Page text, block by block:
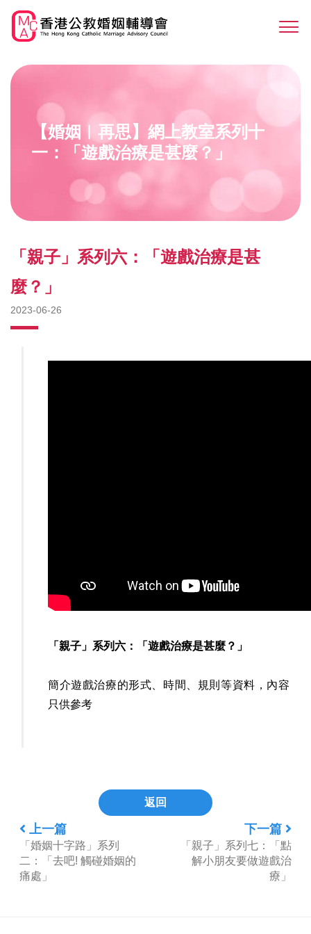
main
【婚姻︳再思】網上教室系列十
一：「遊戲治療是甚麼？」
「親子」系列六：「遊戲治療是甚
麼？」
2023-06-26
「親子」系列六：「遊戲治療是甚麼？」
簡介遊戲治療的形式、時間、規則等資料，內容
只供參考
上一篇
「婚姻十字路」系列
二：「去吧! 觸碰婚姻的
痛處」
返回
下一篇
「親子」系列七：「點
解小朋友要做遊戲治
療」